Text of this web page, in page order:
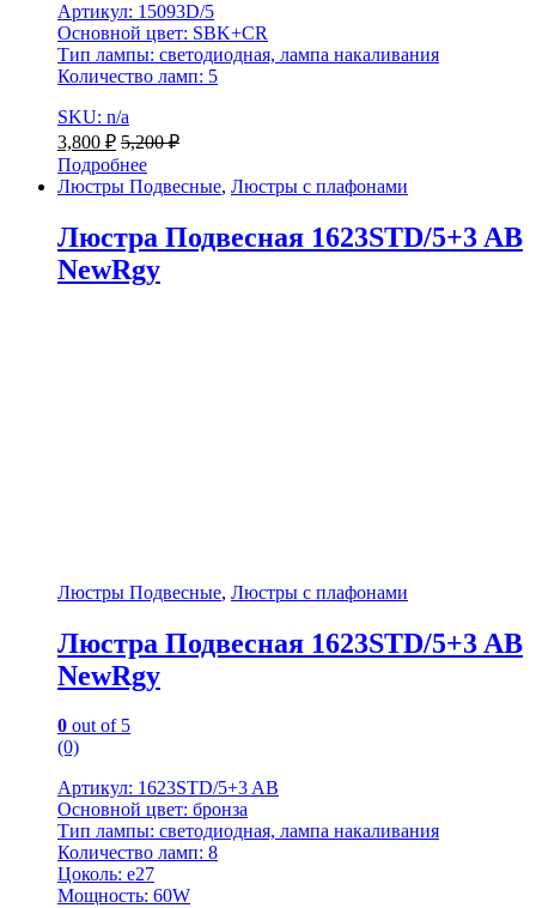
Артикул: 15093D/5
Основной цвет: SBK+CR
Тип лампы: светодиодная, лампа накаливания
Количество ламп: 5
SKU: n/a
3,800 ₽ 5,200₽
Подробнее
Люстры Подвесные, Люстры с плафонами
Люстра Подвесная 1623STD/5+3 AB
NewRgy
Люстры Подвесные, Люстры с плафонами
Люстра Подвесная 1623STD/5+3 AB
NewRgy
0 out of 5
(0)
Артикул: 1623STD/5+3 AB
Основной цвет: бронза
Тип лампы: светодиодная, лампа накаливания
Количество ламп: 8
Цоколь: е27
Мощность: 60W